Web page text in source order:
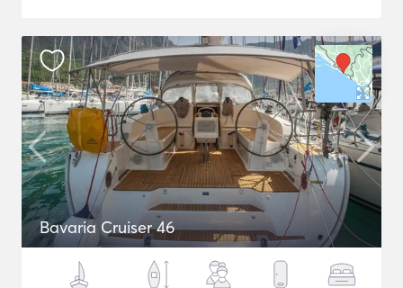
Bavaria Cruiser 46